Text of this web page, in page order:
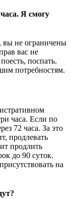
Я смогу
вы не ограничены
вас не
поспать.
потребностям.
часа. Если по
72 часа. За это
продлевать
продлить
до 90 суток.
на